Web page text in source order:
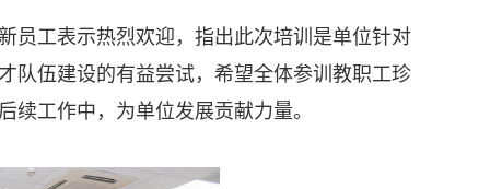
员工表示热烈欢迎，指出此次培训是单位针对
队伍建设的有益尝试，希望全体参训教职工珍
工作中，为单位发展贡献力量。